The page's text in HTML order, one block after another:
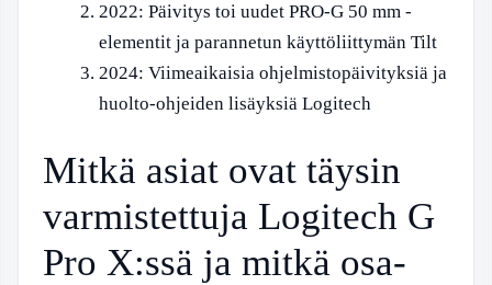
2022: Päivitys toi uudet PRO-G 50 mm -
elementit ja parannetun käyttöliittymän Tilt
2024: Viimeaikaisia ohjelmistopäivityksiä ja
huolto-ohjeiden lisäyksiä Logitech
Mitkä asiat ovat täysin
varmistettuja Logitech G
Pro X:ssä ja mitkä osa-